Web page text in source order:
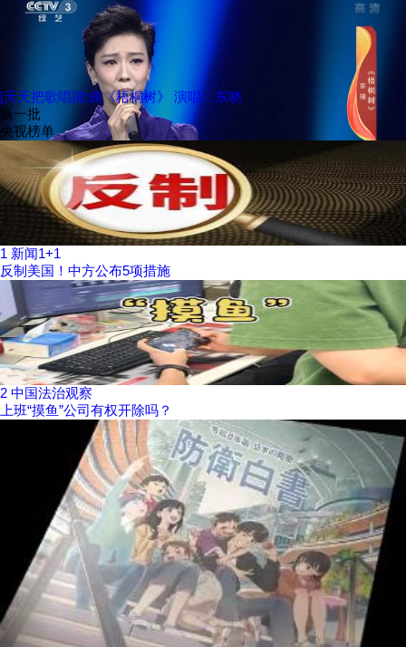
[天天把歌唱]歌曲《梧桐树》 演唱：东晓
换一批
央视榜单
1 新闻1+1
反制美国！中方公布5项措施
2 中国法治观察
上班“摸鱼”公司有权开除吗？